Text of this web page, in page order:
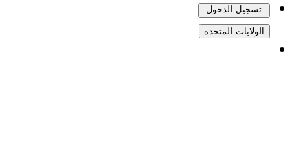
تسجيل الدخول
الولايات المتحدة